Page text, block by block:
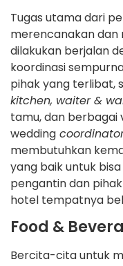
Tugas utama dari
merencanakan
dilakukan berjalan
koordinasi
pihak yang terlibat,
kitchen, waiter &
tamu, dan berbagai
wedding
membutuhkan
yang baik untuk
pengantin dan
hotel tempatnya
Food &
Bercita-cita untuk